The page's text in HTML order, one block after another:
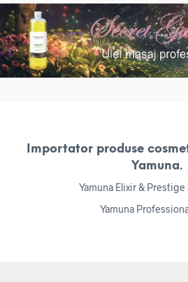
Importator produse
Yamuna.
Yamuna Elixir & Prestige
Yamuna